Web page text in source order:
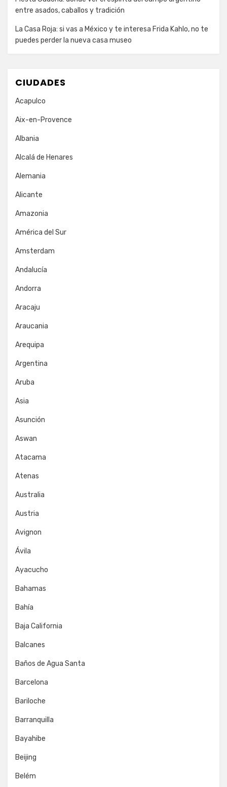
entre asados, caballos y tradición
La Casa Roja: si vas a México y te interesa Frida Kahlo, no te
puedes perder la nueva casa museo
CIUDADES
Acapulco
Aix-en-Provence
Albania
Alcalá de Henares
Alemania
Alicante
Amazonia
América del Sur
Amsterdam
Andalucía
Andorra
Aracaju
Araucania
Arequipa
Argentina
Aruba
Asia
Asunción
Aswan
Atacama
Atenas
Australia
Austria
Avignon
Ávila
Ayacucho
Bahamas
Bahía
Baja California
Balcanes
Baños de Agua Santa
Barcelona
Bariloche
Barranquilla
Bayahibe
Beijing
Belém